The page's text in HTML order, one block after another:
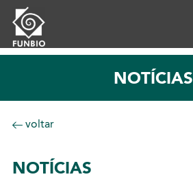
NOTÍCIAS
voltar
NOTÍCIAS